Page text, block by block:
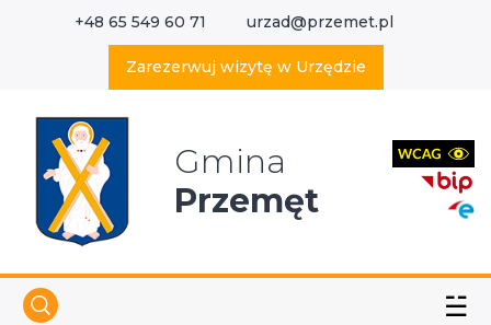
+48 65 549 60 71 urzad@przemet.pl
Zarezerwuj wizytę w Urzędzie
Gmina
Przemęt
☱
Wyszukaj w serwisie